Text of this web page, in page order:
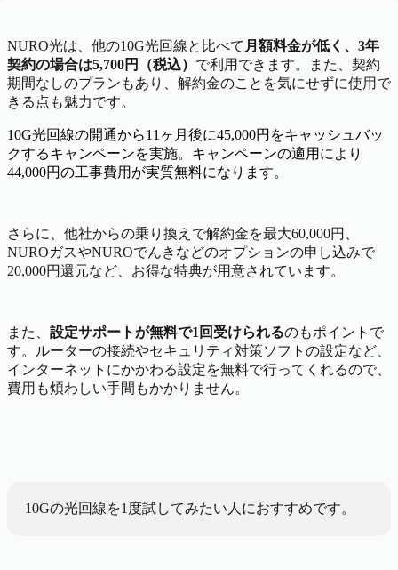
NURO光は、他の10G光回線と比べて 月額料金が低く、3年
契約の場合は5,700円（税込） で利用できます。また、契約
期間なしのプランもあり、解約金のことを気にせずに使用で
きる点も魅力です。
10G光回線の開通から11ヶ月後に45,000円をキャッシュバッ
クするキャンペーンを実施。キャンペーンの適用により
44,000円の工事費用が実質無料になります。
さらに、他社からの乗り換えで解約金を最大60,000円、
NUROガスやNUROでんきなどのオプションの申し込みで
20,000円還元など、お得な特典が用意されています。
また、 設定サポートが無料で1回受けられるのもポイントで
す。ルーターの接続やセキュリティ対策ソフトの設定など、
インターネットにかかわる設定を無料で行ってくれるので、
費用も煩わしい手間もかかりません。
10Gの光回線を1度試してみたい人におすすめです。